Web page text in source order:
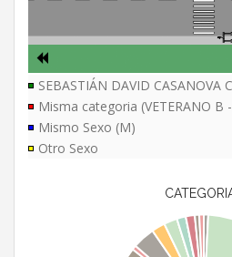
SEBASTIÁN DAVID CASANOVA
Misma categoria (VETERANO B
Mismo Sexo (M)
Otro Sexo